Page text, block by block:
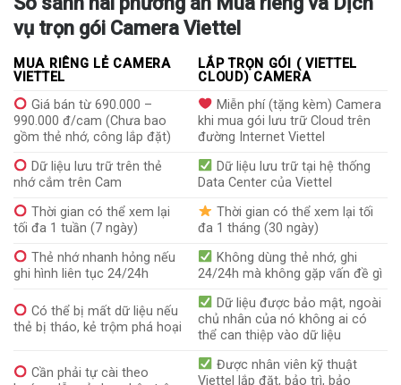
vụ trọn gói Camera Viettel
MUA RIÊNG LẺ CAMERA
VIETTEL
LẮP TRỌN GÓI ( VIETTEL
CLOUD) CAMERA
Giá bán từ 690.000 –
990.000 đ/cam (Chưa bao
gồm thẻ nhớ, công lắp đặt)
Miễn phí (tặng kèm) Camera
khi mua gói lưu trữ Cloud trên
đường Internet Viettel
Dữ liệu lưu trữ trên thẻ
nhớ cắm trên Cam
Dữ liệu lưu trữ tại hệ thống
Data Center của Viettel
Thời gian có thể xem lại
tối đa 1 tuần (7 ngày)
Thời gian có thể xem lại tối
đa 1 tháng (30 ngày)
Thẻ nhớ nhanh hỏng nếu
ghi hình liên tục 24/24h
Không dùng thẻ nhớ, ghi
24/24h mà không gặp vấn đề gì
Có thể bị mất dữ liệu nếu
thẻ bị tháo, kẻ trộm phá hoại
Dữ liệu được bảo mật, ngoài
chủ nhân của nó không ai có
thể can thiệp vào dữ liệu
Cần phải tự cài theo
Được nhân viên kỹ thuật
Viettel lắp đặt, bảo trì, bảo